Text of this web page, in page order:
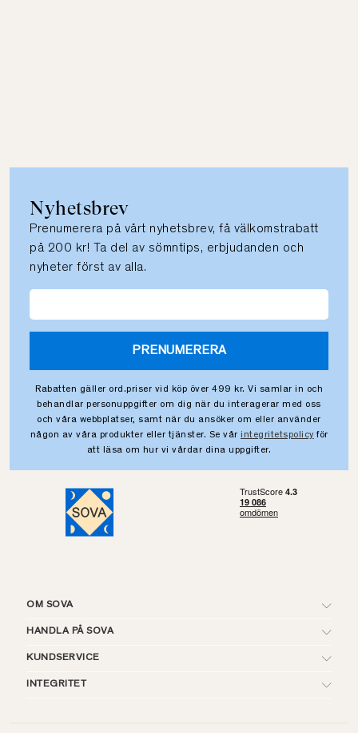
Nyhetsbrev
Prenumerera på vårt nyhetsbrev, få välkomstrabatt
på 200 kr! Ta del av sömntips, erbjudanden och
nyheter först av alla.
PRENUMERERA
Rabatten gäller ord.priser vid köp över 499 kr. Vi samlar in och
behandlar personuppgifter om dig när du interagerar med oss
och våra webbplatser, samt när du ansöker om eller använder
någon av våra produkter eller tjänster. Se vår integritetspolicy för
att läsa om hur vi vårdar dina uppgifter.
OM SOVA
HANDLA PÅ SOVA
KUNDSERVICE
INTEGRITET